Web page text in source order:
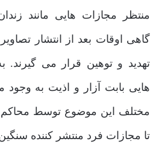
منتظر مجازات ‌هایی مانند
گاهی اوقات بعد از انتشار
تهدید و توهین قرار می‌
هایی بابت آزار و اذیت به وجود
مختلف این موضوع توسط
تا مجازات فرد منتشر کننده